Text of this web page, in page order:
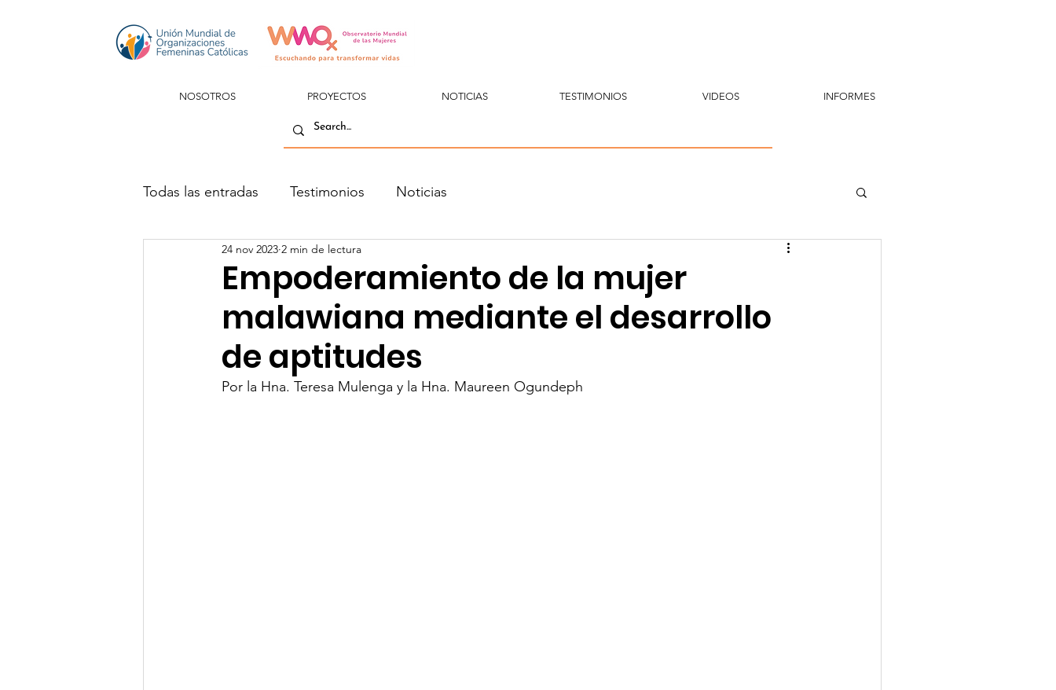
NOSOTROS PROYECTOS NOTICIAS TESTIMONIOS VIDEOS INFORMES
Todas las entradas Testimonios Noticias
Empoderamiento de la mujer
malawiana mediante el desarrollo
de aptitudes
24 nov 2023 2 min de lectura
Por la Hna. Teresa Mulenga y la Hna. Maureen Ogundeph